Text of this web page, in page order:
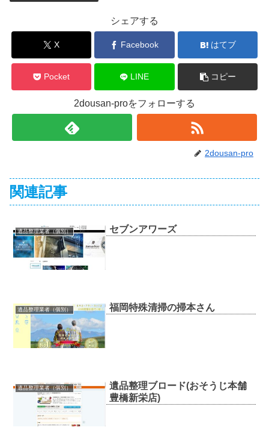
シェアする
X Facebook はてブ
Pocket LINE コピー
2dousan-proをフォローする
2dousan-pro
関連記事
遺品整理業者（個別） セブンアワーズ
遺品整理業者（個別） 福岡特殊清掃の掃本さん
遺品整理業者（個別）
遺品整理ブロード(おそうじ本舗
豊橋新栄店)